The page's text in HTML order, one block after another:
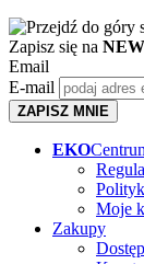
Zapisz się na
Email
E-mail
ZAPISZ MNIE
EKO
Moje
Zakupy